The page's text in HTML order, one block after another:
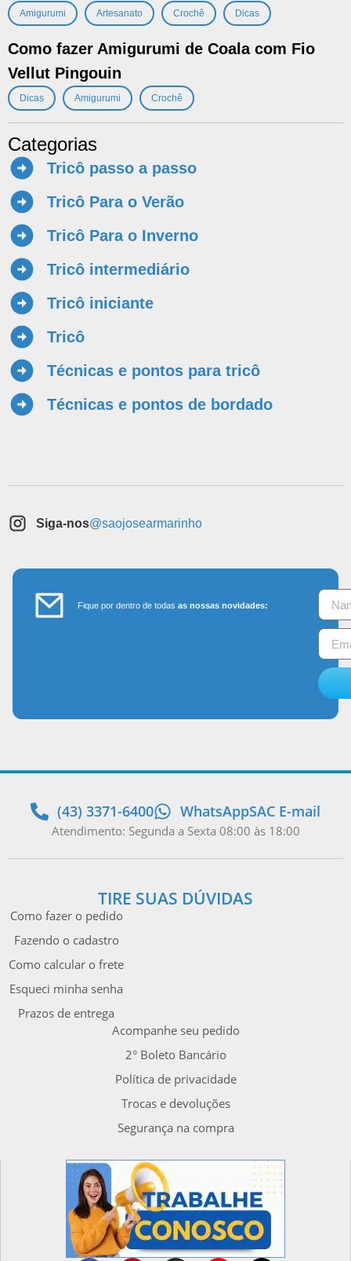
Amigurumi Artesanato Crochê Dicas
Como fazer Amigurumi de Coala com Fio
Vellut Pingouin
Dicas Amigurumi Crochê
Categorias
Tricô passo a passo
Tricô Para o Verão
Tricô Para o Inverno
Tricô intermediário
Tricô iniciante
Tricô
Técnicas e pontos para tricô
Técnicas e pontos de bordado
Siga-nos@saojosearmarinho
Fique por dentro de todasas nossas novidades:
(43) 3371-6400 WhatsAppSAC E-mail
Atendimento: Segunda a Sexta 08:00 às 18:00
TIRE SUAS DÚVIDAS
Como fazer o pedido
Fazendo o cadastro
Como calcular o frete
Esqueci minha senha
Prazos de entrega
Acompanhe seu pedido
2° Boleto Bancário
Política de privacidade
Trocas e devoluções
Segurança na compra